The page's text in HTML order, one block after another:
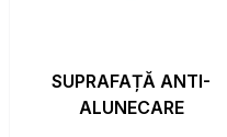
SUPRAFAȚĂ ANTI-
ALUNECARE